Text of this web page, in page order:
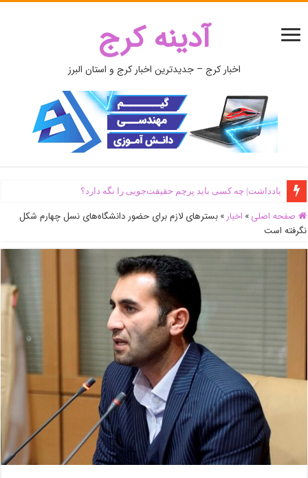
آدینه کرج
اخبار کرج – جدیدترین اخبار کرج و استان البرز
یادداشت| ‌چه کسی باید پرچم حقیقت‌جویی را نگه دارد؟
صفحه اصلی » اخبار » بسترهای لازم برای حضور دانشگاه‌های نسل چهارم شکل
نگرفته است